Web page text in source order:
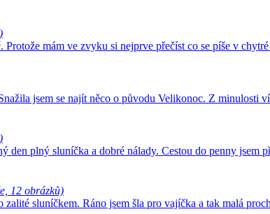
Protože mám ve zvyku si nejprve přečíst co se píše v
jsem se najít něco o původu Velikonoc. Z minulosti
den plný sluníčka a dobré nálady. Cestou do penny
12 obrázků)
zalité sluníčkem. Ráno jsem šla pro vajíčka a tak malá